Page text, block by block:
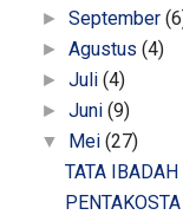
►September
►Agustus(4)
►Juli(4)
►Juni(9)
▼ Mei(27)
TATA